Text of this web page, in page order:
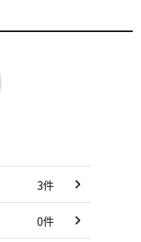
3件
0件